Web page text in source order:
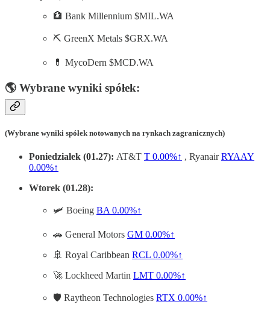
🏦 Bank Millennium $MIL.WA
⛏️ GreenX Metals $GRX.WA
💊 MycoDern $MCD.WA
🌎 Wybrane wyniki spółek:
(Wybrane wyniki spółek notowanych na rynkach zagranicznych)
Poniedziałek (01.27): AT&T T 0.00%↑ , RyanairRYAAY
0.00%↑
Wtorek (01.28):
🛩️ Boeing BA 0.00%↑
🚗 General Motors GM 0.00%↑
🚢 Royal Caribbean RCL 0.00%↑
🚀 Lockheed Martin LMT 0.00%↑
🛡️ Raytheon Technologies RTX 0.00%↑